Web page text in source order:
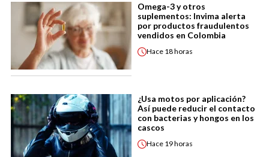
Omega-3 y otros
suplementos: Invima alerta
por productos fraudulentos
vendidos en Colombia
Hace 18 horas
¿Usa motos por aplicación?
Así puede reducir el contacto
con bacterias y hongos en los
cascos
Hace 19 horas